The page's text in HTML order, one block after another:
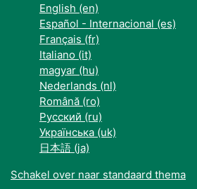
English ‎(en)‎
Español - Internacional ‎(es)‎
Français ‎(fr)‎
Italiano ‎(it)‎
magyar ‎(hu)‎
Nederlands ‎(nl)‎
Română ‎(ro)‎
Русский ‎(ru)‎
Українська ‎(uk)‎
日本語 ‎(ja)‎
Schakel over naar standaard thema